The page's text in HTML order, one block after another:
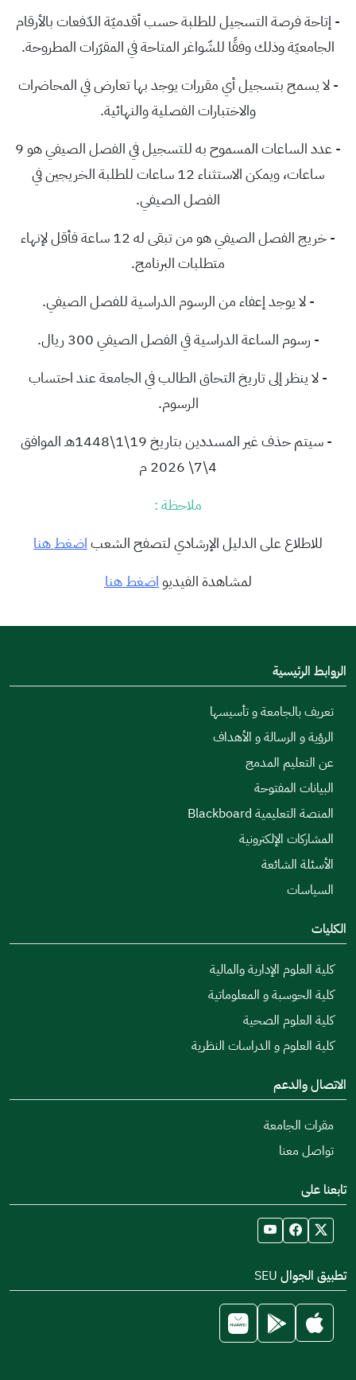
- إتاحة فرصة التسجيل للطلبة حسب أقدميّة الدّفعات بالأرقام
الجامعيّة وذلك وفقًا للشّواغر المتاحة في المقرّرات المطروحة.
- لا يسمح بتسجيل أي مقررات يوجد بها تعارض في المحاضرات
والاختبارات الفصلية والنهائية.
- عدد الساعات المسموح به للتسجيل في الفصل الصيفي هو 9
ساعات، ويمكن الاستثناء 12 ساعات للطلبة الخريجين في
الفصل الصيفي.
- خريج الفصل الصيفي هو من تبقى له 12 ساعة فأقل لإنهاء
متطلبات البرنامج.
- لا يوجد إعفاء من الرسوم الدراسية للفصل الصيفي.
- رسوم الساعة الدراسية في الفصل الصيفي 300 ريال.
- لا ينظر إلى تاريخ التحاق الطالب في الجامعة عند احتساب
الرسوم.
- سيتم حذف غير المسددين بتاريخ 19\1\1448هـ الموافق
4\7\ 2026 م
ملاحظة :
للاطلاع على الدليل الإرشادي لتصفح الشعباضغط هنا
لمشاهدة الفيديواضغط هنا
الروابط الرئيسية
تعريف بالجامعة و تأسيسها
الرؤية و الرسالة و الأهداف
عن التعليم المدمج
البيانات المفتوحة
المنصة التعليمية Blackboard
المشاركات الإلكترونية
الأسئلة الشائعة
السياسات
الكليات
كلية العلوم الإدارية والمالية
كلية الحوسبة و المعلوماتية
كلية العلوم الصحية
كلية العلوم و الدراسات النظرية
الاتصال والدعم
مقرات الجامعة
تواصل معنا
تابعنا على
تطبيق الجوال SEU